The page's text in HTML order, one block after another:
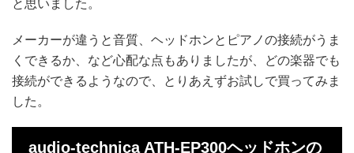
と思いました。
メーカーが違うと音質、ヘッドホンとピアノの接続がうま
くできるか、など心配な点もありましたが、どの楽器でも
接続ができるようなので、とりあえずお試しで買ってみま
した。
audio-technica ATH-EP300ヘッドホンの